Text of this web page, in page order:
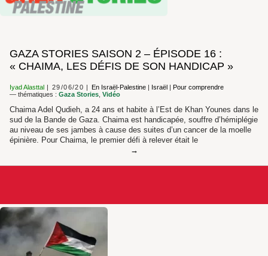
GAZA STORIES SAISON 2 – ÉPISODE 16 :
« CHAIMA, LES DÉFIS DE SON HANDICAP »
Iyad Alasttal 29/06/20 En Israël-Palestine | Israël |Pour comprendre
— thématiques : Gaza Stories Vidéo
Chaima Adel Qudieh, a 24 ans et habite à l’Est de Khan Younes dans le
sud de la Bande de Gaza. Chaima est handicapée, souffre d’hémiplégie
au niveau de ses jambes à cause des suites d’un cancer de la moelle
épinière. Pour Chaima, le premier défi à relever était le